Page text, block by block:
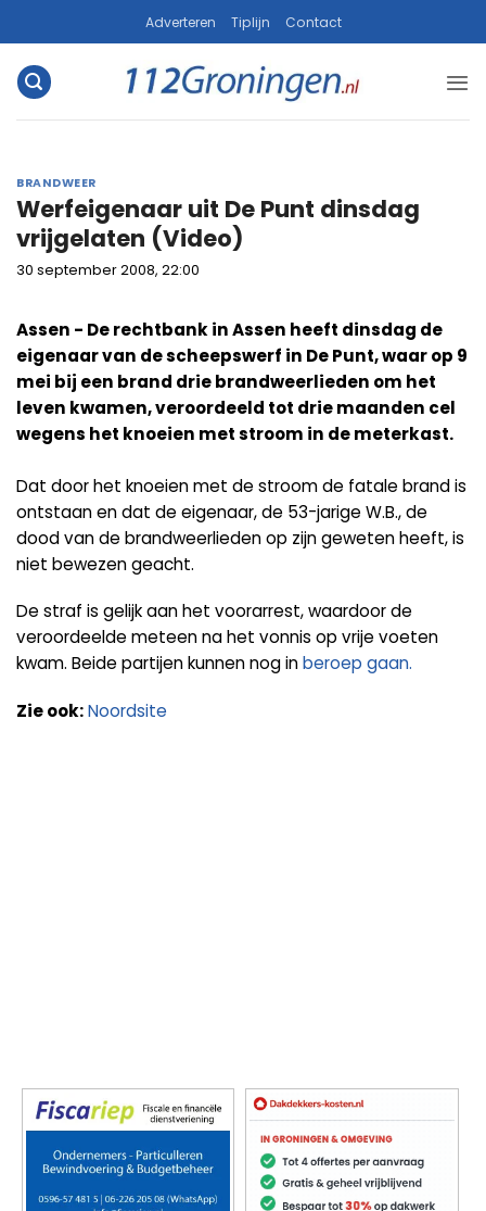
naar
inhoud
Adverteren Tiplijn Contact
BRANDWEER
Werfeigenaar uit De Punt dinsdag
vrijgelaten (Video)
30 september 2008, 22:00
Assen - De rechtbank in Assen heeft dinsdag de
eigenaar van de scheepswerf in De Punt, waar op 9
mei bij een brand drie brandweerlieden om het
leven kwamen, veroordeeld tot drie maanden cel
wegens het knoeien met stroom in de meterkast.
Dat door het knoeien met de stroom de fatale brand is
ontstaan en dat de eigenaar, de 53-jarige W.B., de
dood van de brandweerlieden op zijn geweten heeft, is
niet bewezen geacht.
De straf is gelijk aan het voorarrest, waardoor de
veroordeelde meteen na het vonnis op vrije voeten
kwam. Beide partijen kunnen nog inberoep gaan.
Zie ook:Noordsite